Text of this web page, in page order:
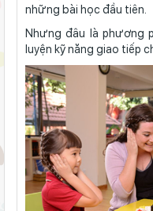
những bài học đầu tiên.
Nhưng đâu là phương
luyện kỹ năng giao tiếp